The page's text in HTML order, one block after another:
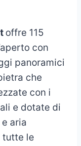
offre 115
con
panoramici
che
con i
e dotate di
aria
tutte le